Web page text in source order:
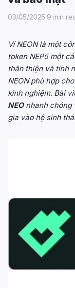
03/05/2025·9 min
Ví NEON là một
token NEP5 một
thân thiện và tính
NEON phù hợp
kinh nghiệm. Bài
NEOnhanh chóng
gia vào hệ sinh